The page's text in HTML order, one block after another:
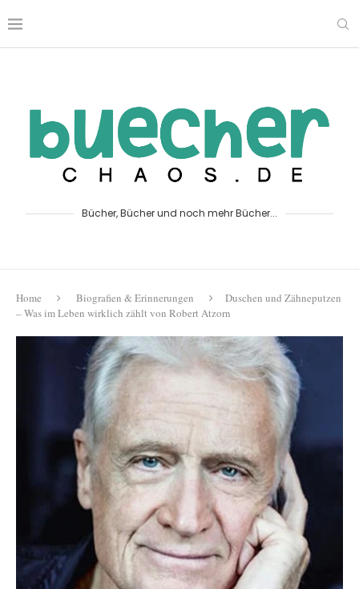
Bücher, Bücher und noch mehr Bücher...
Home Biografien & Erinnerungen
Duschen und Zähneputzen
– Was im Leben wirklich zählt von Robert Atzorn